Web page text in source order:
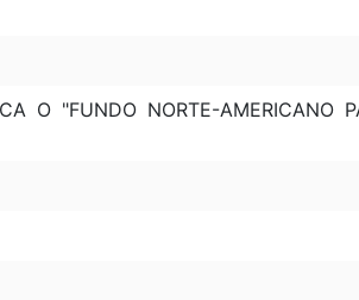
O "FUNDO NORTE-AMERICANO